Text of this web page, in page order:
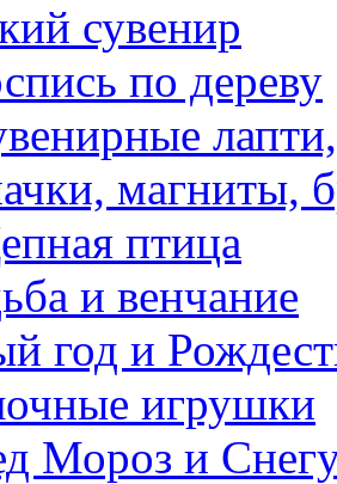
сувенир
по дереву
магниты,
птица
и венчание
год и
игрушки
Мороз и